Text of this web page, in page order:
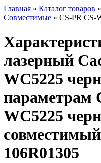
Главная » Каталог товаров »
Совместимые » CS-PR CS-
лазерный
WC5225
параметрам
WC5225
106R01305